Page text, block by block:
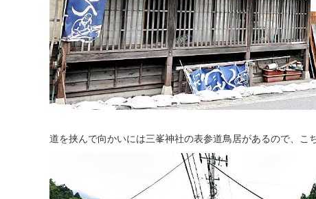
道を挟んで向かいには三峯神社の表参道鳥居があるので、こ